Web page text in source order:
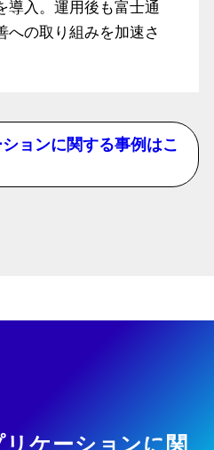
導入。運用後も富士通
への取り組みを加速さ
ョンに関する事例はこ
ケーションに関